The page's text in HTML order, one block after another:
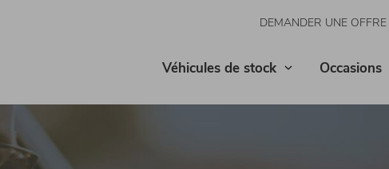
DEMANDER UNE OFFRE
Véhicules de stock Occasions